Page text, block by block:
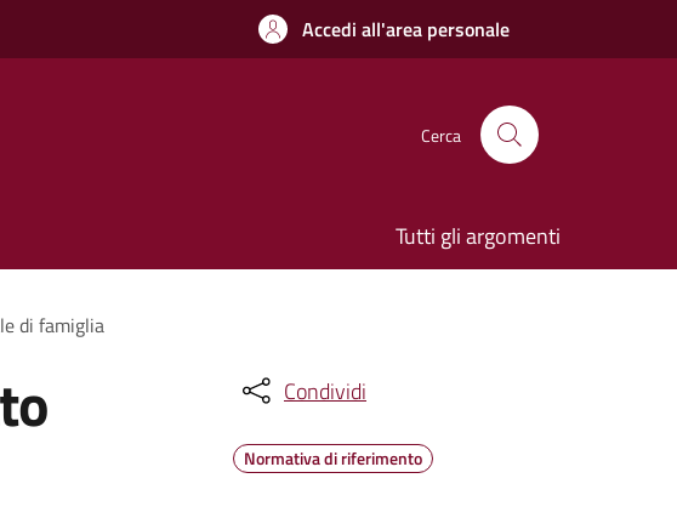
Accedi all'area personale
Cerca
Tutti gli argomenti
di famiglia
Condividi
Normativa di riferimento